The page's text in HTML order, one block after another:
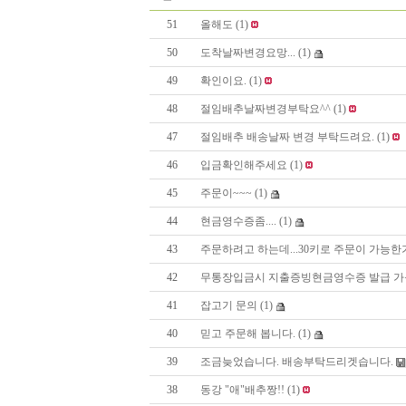
51 올해도 (1)
50 도착날짜변경요망... (1)
49 확인이요. (1)
48 절임배추날짜변경부탁요^^ (1)
47 절임배추 배송날짜 변경 부탁드려요. (1)
46 입금확인해주세요 (1)
45 주문이~~~ (1)
44 현금영수증좀.... (1)
43 주문하려고 하는데...30키로 주문이 가능한
42 무통장입금시 지출증빙현금영수증 발급 가
41 잡고기 문의 (1)
40 믿고 주문해 봅니다. (1)
39 조금늦었습니다. 배송부탁드리겟습니다.
38 동강 "애"배추짱!! (1)